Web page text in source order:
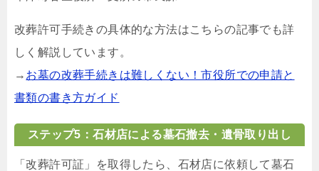
改葬許可手続きの具体的な方法はこちらの記事でも詳
しく解説しています。
→ お墓の改葬手続きは難しくない！市役所での申請と
書類の書き方ガイド
ステップ5：石材店による墓石撤去・遺骨取り出し
「改葬許可証」を取得したら、石材店に依頼して墓石